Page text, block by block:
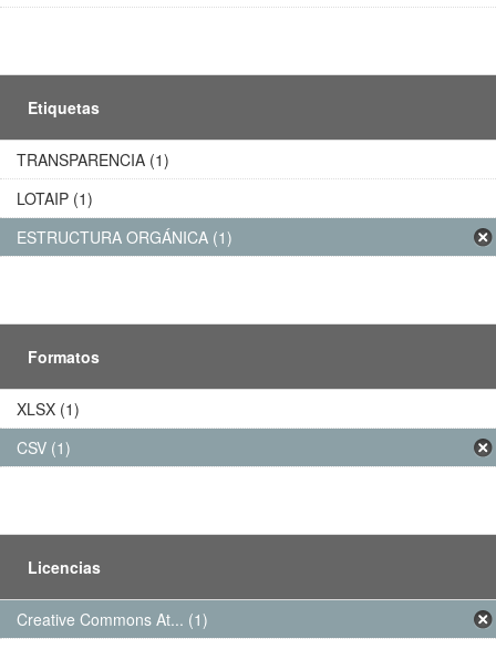
Etiquetas
TRANSPARENCIA (1)
LOTAIP (1)
ESTRUCTURA ORGÁNICA (1)
Formatos
XLSX (1)
CSV (1)
Licencias
Creative Commons At... (1)